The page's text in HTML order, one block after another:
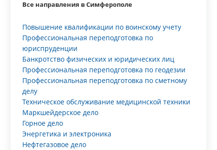
Все направления в Симферополе
Повышение квалификации по воинскому учету
Профессиональная переподготовка по
юриспруденции
Банкротство физических и юридических лиц
Профессиональная переподготовка по геодезии
Профессиональная переподготовка по сметному
делу
Техническое обслуживание медицинской техники
Маркшейдерское дело
Горное дело
Энергетика и электроника
Нефтегазовое дело